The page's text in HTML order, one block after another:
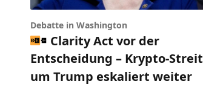
Debatte in Washington
Clarity Act vor der
Entscheidung – Krypto-Streit
um Trump eskaliert weiter